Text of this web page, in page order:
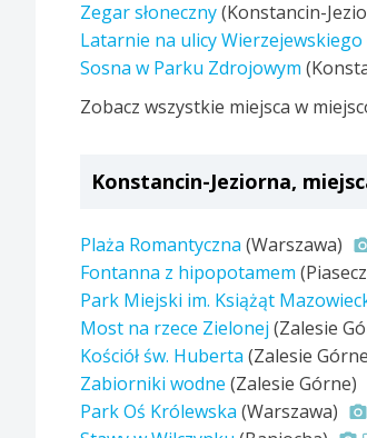
Zegar słoneczny(Konstancin-
Latarnie na ulicy Wierzejewskiego
Sosna w Parku Zdrojowym
Zobacz wszystkie miejsca w
Konstancin-Jeziorna,
Plaża Romantyczna (Warszawa)
Fontanna z hipopotamem
Park Miejski im. Książąt
Most na rzece Zielonej (Zalesie
Kościół św. Huberta (Zalesie
Zabiorniki wodne (Zalesie Górne)
Park Oś Królewska (Warszawa)